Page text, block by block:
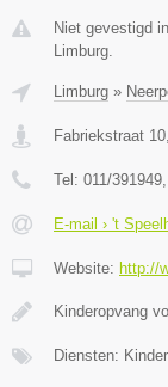
Niet gevestigd
Limburg.
Limburg »
Fabriekstraat 10
Tel: 011/391949
E-mail › 't
Website: http://
Kinderopvang
Diensten: